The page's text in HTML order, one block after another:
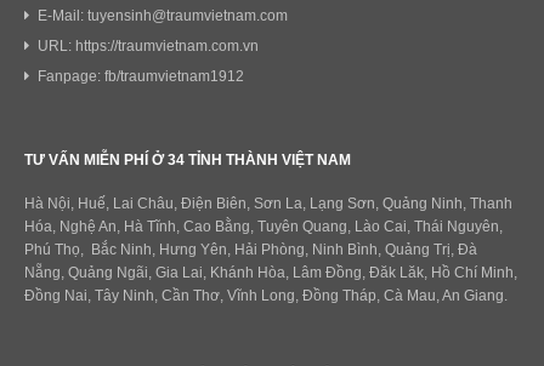
E-Mail: tuyensinh@traumvietnam.com
URL: https://traumvietnam.com.vn
Fanpage: fb/traumvietnam1912
TƯ VẤN MIỄN PHÍ Ở 34 TỈNH THÀNH VIỆT NAM
Hà Nội, Huế, Lai Châu, Điện Biên, Sơn La, Lạng Sơn, Quảng Ninh, Thanh
Hóa, Nghệ An, Hà Tĩnh, Cao Bằng, Tuyên Quang, Lào Cai, Thái Nguyên,
Phú Thọ, Bắc Ninh, Hưng Yên, Hải Phòng, Ninh Bình, Quảng Trị, Đà
Nẵng, Quảng Ngãi, Gia Lai, Khánh Hòa, Lâm Đồng, Đăk Lăk, Hồ Chí Minh,
Đồng Nai, Tây Ninh, Cần Thơ, Vĩnh Long, Đồng Tháp, Cà Mau, An Giang.